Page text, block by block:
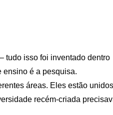
tudo isso foi inventado dentro
ensino é a pesquisa.
áreas. Eles estão unidos
recém-criada